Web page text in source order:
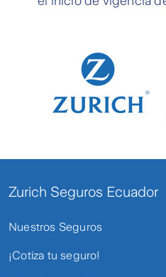
Zurich Seguros Ecuador
Nuestros Seguros
¡Cotiza tu seguro!